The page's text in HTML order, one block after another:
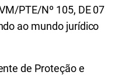
PTE/Nº 105, DE 07
ao mundo jurídico
de Proteção e